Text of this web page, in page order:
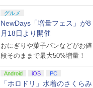
グルメ
NewDays「増量フェス」が8
月18日より開催
おにぎりや菓子パンなどがお値
段そのままで最大50%増量！
Android iOS PC
「ホロドリ」水着のさくらみ